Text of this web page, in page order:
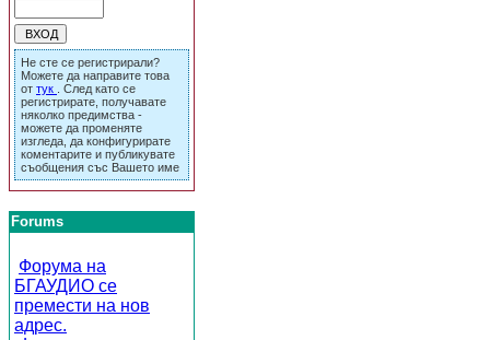
Не сте се регистрирали?
Можете да направите това
от тук
. След като се
регистрирате, получавате
няколко предимства -
можете да променяте
изгледа, да конфигурирате
коментарите и публикувате
съобщения със Вашето име
Forums
Форума на
БГАУДИО се
премести на нов
адрес.